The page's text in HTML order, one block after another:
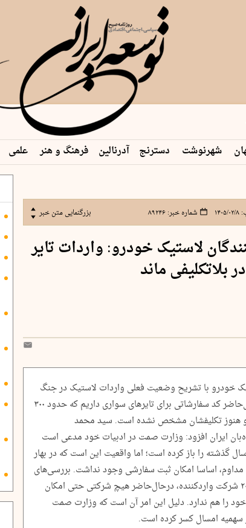
نشریه…
شهرنوشت دسترنج آدرنالین فرهنگ و هنر علمی
۱۴۰۵/۰۲/۸ شماره خبر:۸۹۲۴۶ بزرگنمایی متن خبر
لاستیک خودرو: واردات تایر
در بلاتکلیفی ماند
خودرو با تشریح وضعیت فعلی واردات لاستیک در جنگ
و محاصره دریایی گفت: درحال‌حاضر کد سفارشاتی برای تایرهای سواری داریم که حدود ۳۰۰
هنوز تکلیفشان مشخص نشده است. سید محمد
ایران افزود: وزارت صمت در ادبیات خود مدعی است
سال گذشته را باز کرده است؛ اما واقعیت این است که در بهار
اساسا امکان ثبت سفارشی وجود نداشت. بررسی‌های
ما نشان می‌دهد که از بالغ بر ۲۰۰ شرکت واردکننده، درحال‌حاضر هیچ شرکتی حتی امکان
را هم ندارد. دلیل این امر آن است که وزارت صمت
سهمیه امسال کسر کرده است.